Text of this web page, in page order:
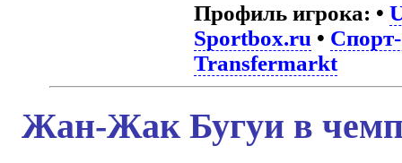
Профиль игрока: •
Sportbox.ru •
Transfermarkt
Жан-Жак Бугуи в